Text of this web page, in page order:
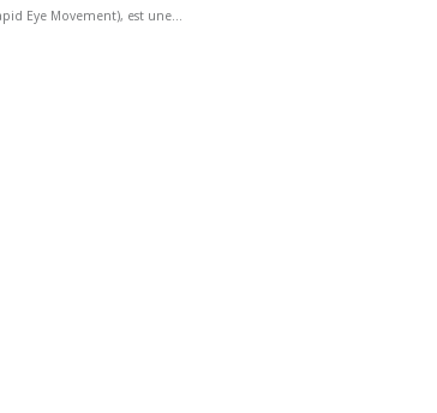
Eye Movement), est une...